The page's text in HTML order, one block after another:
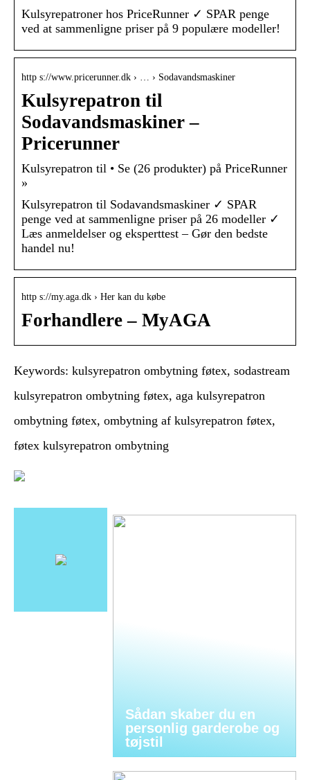
Kulsyrepatroner hos PriceRunner ✓ SPAR penge
ved at sammenligne priser på 9 populære modeller!
http s://www.pricerunner.dk › … › Sodavandsmaskiner
Kulsyrepatron til
Sodavandsmaskiner –
Pricerunner
Kulsyrepatron til • Se (26 produkter) på PriceRunner
»
Kulsyrepatron til Sodavandsmaskiner ✓ SPAR
penge ved at sammenligne priser på 26 modeller ✓
Læs anmeldelser og eksperttest – Gør den bedste
handel nu!
http s://my.aga.dk › Her kan du købe
Forhandlere – MyAGA
Keywords: kulsyrepatron ombytning føtex, sodastream
kulsyrepatron ombytning føtex, aga kulsyrepatron
ombytning føtex, ombytning af kulsyrepatron føtex,
føtex kulsyrepatron ombytning
Sådan skaber du en
personlig garderobe og
tøjstil